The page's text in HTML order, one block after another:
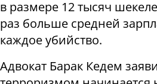
в размере 12 тысяч
раз больше средней
каждое убийство.
Адвокат Барак Кедем